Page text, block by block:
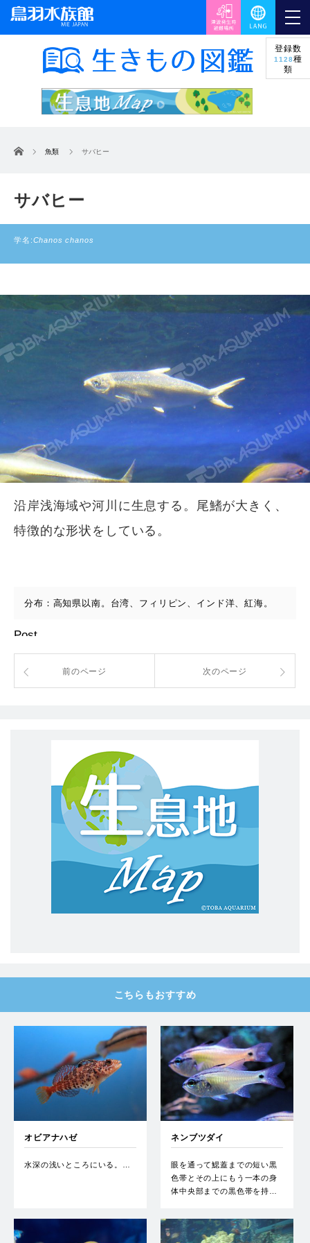
登録数
1128種
類
ホーム 魚類 サバヒー
サバヒー
学名:Chanos chanos
沿岸浅海域や河川に生息する。尾鰭が大きく、
特徴的な形状をしている。
分布：高知県以南。台湾、フィリピン、インド洋、紅海。
Post
前のページ 次のページ
こちらもおすすめ
オビアナハゼ
水深の浅いところにいる。…
ネンブツダイ
眼を通って鰓蓋までの短い黒
色帯とその上にもう一本の身
体中央部までの黒色帯を持…